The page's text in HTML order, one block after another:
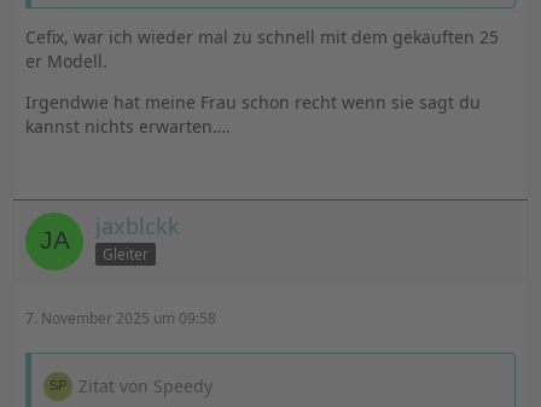
Cefix, war ich wieder mal zu schnell mit dem gekauften 25
er Modell.
Irgendwie hat meine Frau schon recht wenn sie sagt du
kannst nichts erwarten….
jaxblckk
Gleiter
7. November 2025 um 09:58
Zitat von Speedy